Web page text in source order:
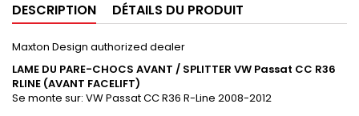
DESCRIPTION DÉTAILS DU PRODUIT
Maxton Design authorized dealer
LAME DU PARE-CHOCS AVANT / SPLITTER VW Passat CC R36
RLINE (AVANT FACELIFT)
Se monte sur: VW Passat CC R36 R-Line 2008-2012